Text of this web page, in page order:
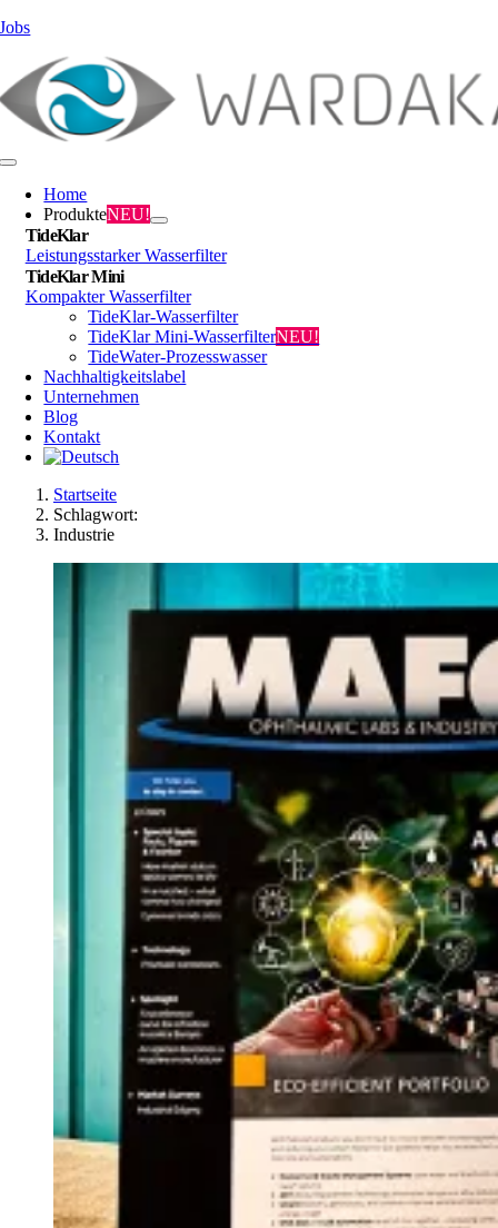
Zum
springen
Jobs
Toggle
NavigationHome
ProdukteNEU!
TideKlar
Leistungsstarker Wasserfilter
TideKlar Mini
Kompakter Wasserfilter
TideKlar-Wasserfilter
TideKlar Mini-WasserfilterNEU!
TideWater-Prozesswasser
Nachhaltigkeitslabel
Unternehmen
Blog
Kontakt
Startseite
Schlagwort:
Industrie